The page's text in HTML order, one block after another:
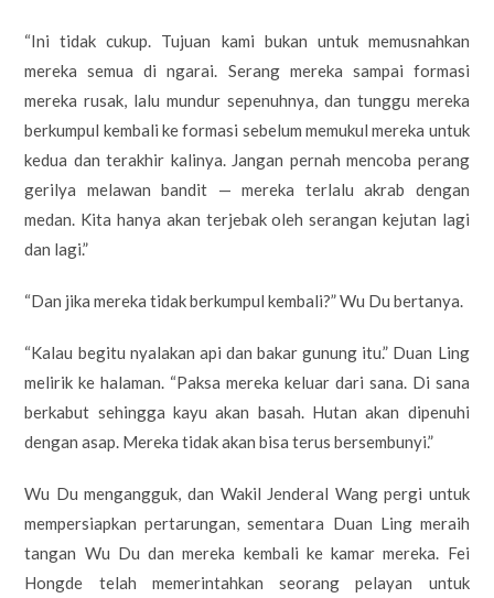
“Ini tidak cukup. Tujuan kami bukan untuk memusnahkan
mereka semua di ngarai. Serang mereka sampai formasi
mereka rusak, lalu mundur sepenuhnya, dan tunggu mereka
berkumpul kembali ke formasi sebelum memukul mereka untuk
kedua dan terakhir kalinya. Jangan pernah mencoba perang
gerilya melawan bandit — mereka terlalu akrab dengan
medan. Kita hanya akan terjebak oleh serangan kejutan lagi
dan lagi.”
“Dan jika mereka tidak berkumpul kembali?” Wu Du bertanya.
“Kalau begitu nyalakan api dan bakar gunung itu.” Duan Ling
melirik ke halaman. “Paksa mereka keluar dari sana. Di sana
berkabut sehingga kayu akan basah. Hutan akan dipenuhi
dengan asap. Mereka tidak akan bisa terus bersembunyi.”
Wu Du mengangguk, dan Wakil Jenderal Wang pergi untuk
mempersiapkan pertarungan, sementara Duan Ling meraih
tangan Wu Du dan mereka kembali ke kamar mereka. Fei
Hongde telah memerintahkan seorang pelayan untuk